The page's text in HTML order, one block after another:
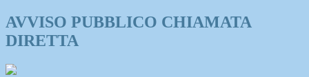
AVVISO PUBBLICO CHIAMATA
DIRETTA